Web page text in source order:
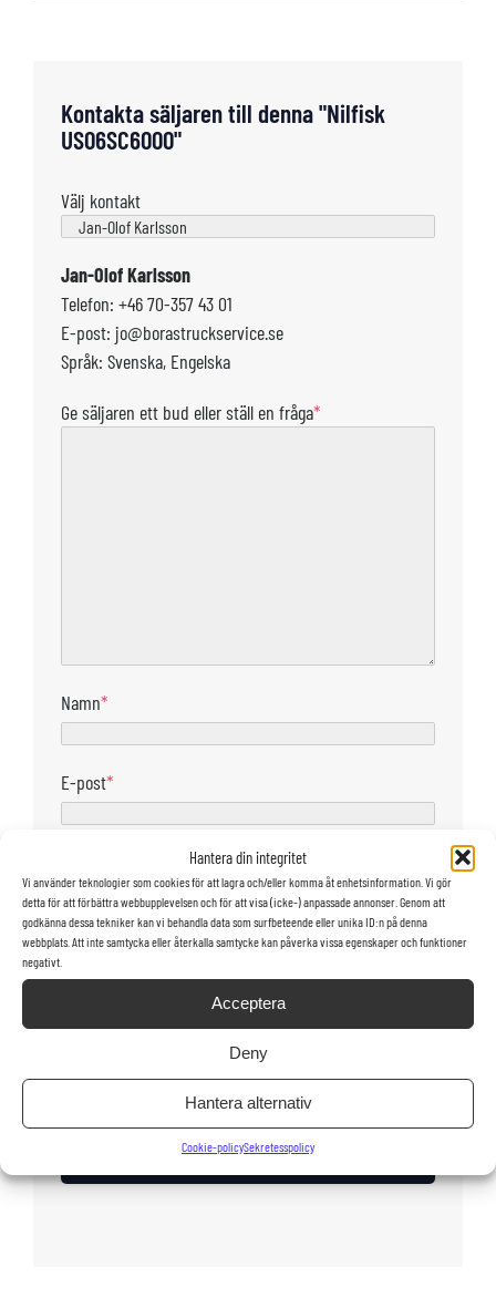
Hantera din integritet
Vi använder teknologier som cookies för att lagra och/eller komma åt enhetsinformation. Vi gör
detta för att förbättra webbupplevelsen och för att visa (icke-) anpassade annonser. Genom att
godkänna dessa tekniker kan vi behandla data som surfbeteende eller unika ID:n på denna
webbplats. Att inte samtycka eller återkalla samtycke kan påverka vissa egenskaper och funktioner
negativt.
Acceptera
Deny
Hantera alternativ
Cookie-policySekretesspolicy
Kontakta säljaren till denna "Nilfisk
US06SC6000"
Välj kontakt
Jan-Olof Karlsson
Telefon: +46 70-357 43 01
E-post: jo@borastruckservice.se
Språk: Svenska, Engelska
Ge säljaren ett bud eller ställ en fråga*
Namn*
E-post*
Land
Jag vill att säljaren kontaktar mig via
Telefon